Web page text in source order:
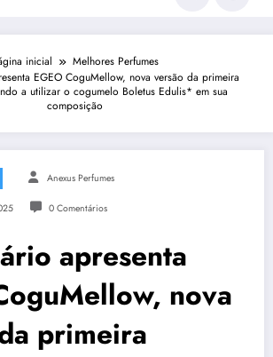
inicial
Melhores Perfumes
EGEO CoguMellow, nova versão da primeira
a utilizar o cogumelo Boletus Edulis* em sua
composição
Anexus Perfumes
0 Comentários
apresenta
nova
primeira